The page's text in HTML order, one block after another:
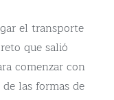
el transporte
que salió
comenzar con
las formas de